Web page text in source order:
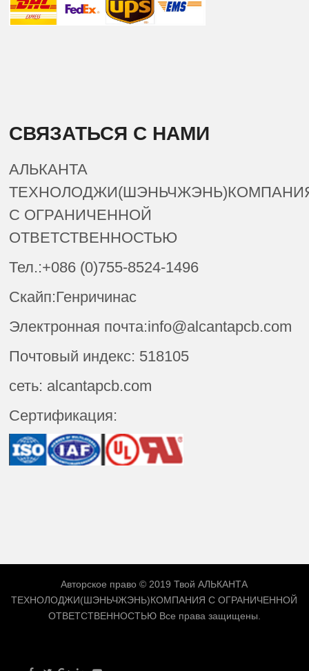
СВЯЗАТЬСЯ С НАМИ
АЛЬКАНТА
С ОГРАНИЧЕННОЙ
ОТВЕТСТВЕННОСТЬЮ
Тел.:+086 (0)755-8524-1496
Скайп:Генричинас
Электронная почта:info@alcantapcb.com
Почтовый индекс: 518105
сеть: alcantapcb.com
Сертификация:
Авторское право © 2019 ТвойАЛЬКАНТА
ТЕХНОЛОДЖИ(ШЭНЬЧЖЭНЬ)КОМПАНИЯ С ОГРАНИЧЕННОЙ
ОТВЕТСТВЕННОСТЬЮВсе права защищены.